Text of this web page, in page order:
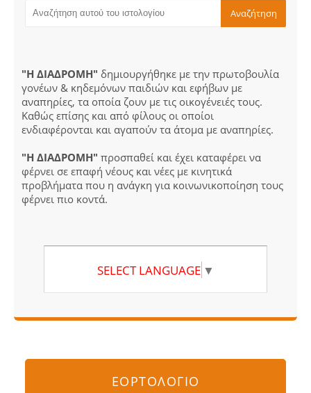
"Η ΔΙΑΔΡΟΜΗ" δημιουργήθηκε με την πρωτοβουλία
γονέων & κηδεμόνων παιδιών και εφήβων με
αναπηρίες, τα οποία ζουν με τις οικογένειές τους.
Καθώς επίσης και από φίλους οι οποίοι
ενδιαφέρονται και αγαπούν τα άτομα με αναπηρίες.
"Η ΔΙΑΔΡΟΜΗ" προσπαθεί και έχει καταφέρει να
φέρνει σε επαφή νέους και νέες με κινητικά
προβλήματα που η ανάγκη για κοινωνικοποίηση τους
φέρνει πιο κοντά.
SELECT LANGUAGE ▼
ΕΟΡΤΟΛΟΓΙΟ